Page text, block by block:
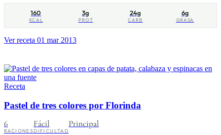
160
KCAL
3g
PROT
24g
CARB
6g
GRASA
Ver receta 01 mar 2013
Receta
Pastel de tres colores por Florinda
6
RACIONES
Fácil
DIFICULTAD
Principal